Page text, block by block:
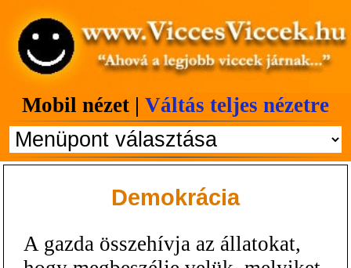
Mobil nézet | Váltás teljes nézetre
Demokrácia
A gazda összehívja az állatokat,